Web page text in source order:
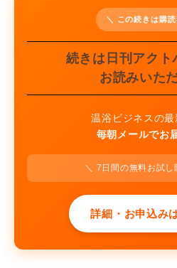
＼ この続きは購
続きは日刊アクト
お読みいた
温浴ビジネスの
毎朝メールでお
＼ 7日間の無料お試し
詳細・お申込み